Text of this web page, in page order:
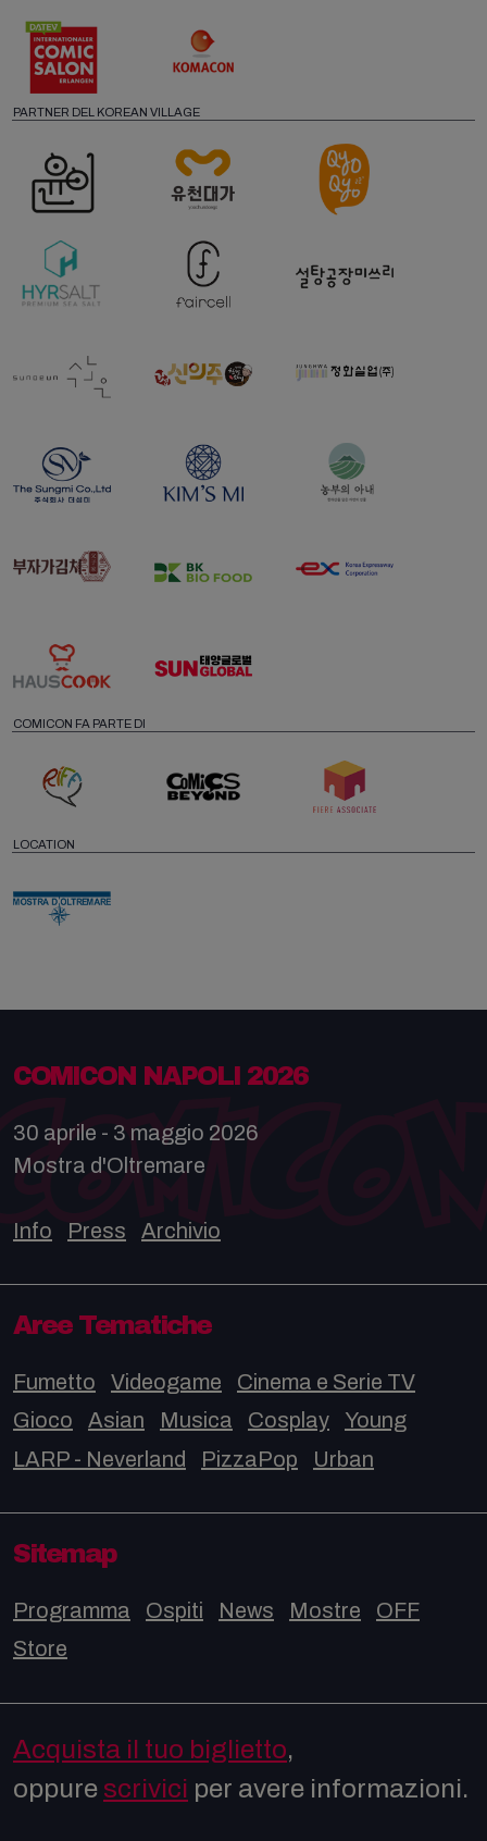
PARTNER DEL KOREAN VILLAGE
COMICON FA PARTE DI
LOCATION
COMICON NAPOLI 2026
30 aprile - 3 maggio 2026
Mostra d'Oltremare
Info Press Archivio
Aree Tematiche
Fumetto Videogame
Cinema e Serie TV
Gioco
Asian Musica Cosplay
Young
LARP - Neverland
PizzaPop Urban
Sitemap
Programma Ospiti News Mostre
OFF
Store
Acquista il tuo biglietto,
oppure scrivici per avere informazioni.